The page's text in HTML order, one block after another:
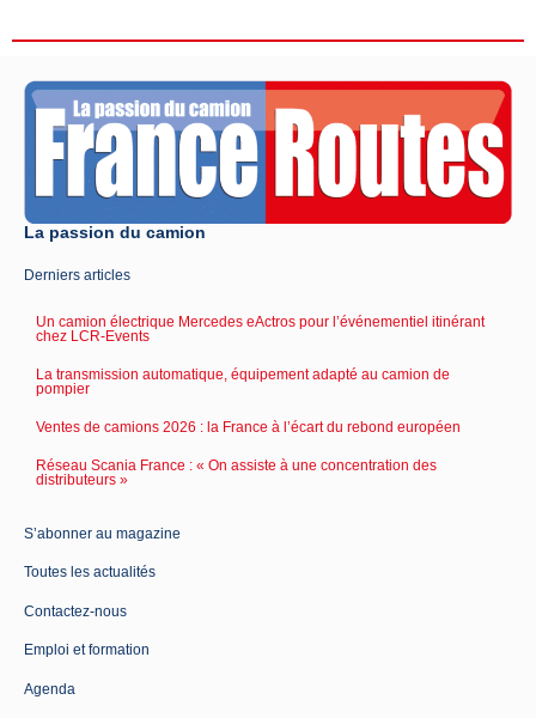
La passion du camion
Derniers articles
Un camion électrique Mercedes eActros pour l’événementiel itinérant
chez LCR-Events
La transmission automatique, équipement adapté au camion de
pompier
Ventes de camions 2026 : la France à l’écart du rebond européen
Réseau Scania France : « On assiste à une concentration des
distributeurs »
S’abonner au magazine
Toutes les actualités
Contactez-nous
Emploi et formation
Agenda